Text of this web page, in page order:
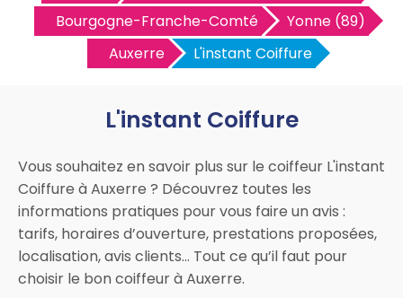
Bourgogne-Franche-Comté
Yonne (89)
Auxerre
L'instant Coiffure
L'instant Coiffure
Vous souhaitez en savoir plus sur le coiffeur L'instant
Coiffure à Auxerre ? Découvrez toutes les
informations pratiques pour vous faire un avis :
tarifs, horaires d’ouverture, prestations proposées,
localisation, avis clients… Tout ce qu’il faut pour
choisir le bon coiffeur à Auxerre.